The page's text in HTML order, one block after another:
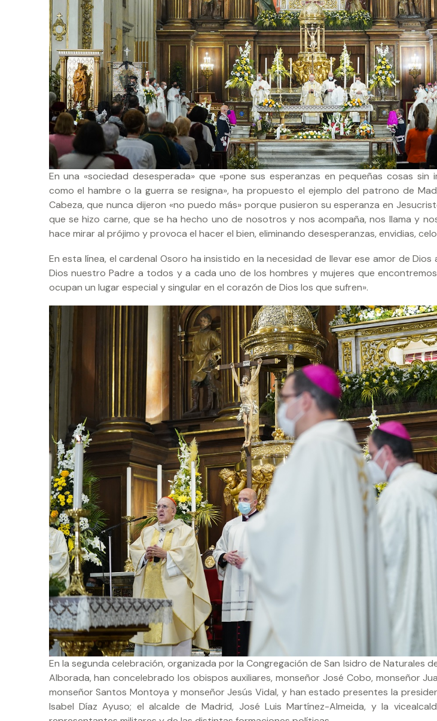
En una «sociedad desesperada» que «pone sus esperanzas en pequeñas cosas
como el hambre o la guerra se resigna», ha propuesto el ejemplo del patrono de
Cabeza, que nunca dijeron «no puedo más» porque pusieron su esperanza en
que se hizo carne, que se ha hecho uno de nosotros y nos acompaña, nos llama y
hace mirar al prójimo y provoca el hacer el bien, eliminando desesperanzas, envidias,
En esta línea, el cardenal Osoro ha insistido en la necesidad de llevar ese amor de
Dios nuestro Padre a todos y a cada uno de los hombres y mujeres que
ocupan un lugar especial y singular en el corazón de Dios los que sufren».
En la segunda celebración, organizada por la Congregación de San Isidro de Naturales
Alborada, han concelebrado los obispos auxiliares, monseñor José Cobo, monseñor
monseñor Santos Montoya y monseñor Jesús Vidal, y han estado presentes la
Isabel Díaz Ayuso; el alcalde de Madrid, José Luis Martínez-Almeida, y la